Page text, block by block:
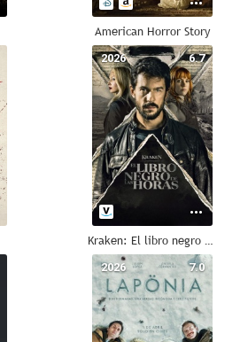
American Horror Story
6.7
2026
Kraken: El libro negro de las horas
7.0
2026